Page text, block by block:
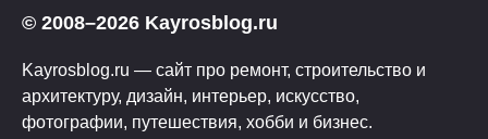
© 2008–2026 Kayrosblog.ru
Kayrosblog.ru — сайт про ремонт, строительство и
архитектуру, дизайн, интерьер, искусство,
фотографии, путешествия, хобби и бизнес.